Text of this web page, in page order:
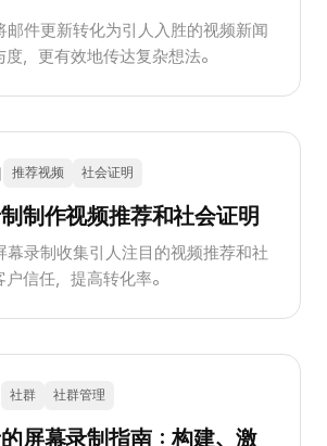
邮件更新转化为引人入胜的视频新闻
，更有效地传达复杂想法。
推荐视频 社会证明
制作视频推荐和社会证明
幕录制收集引人注目的视频推荐和社
信任，提高转化率。
社群 社群管理
屏幕录制指南：构建、激